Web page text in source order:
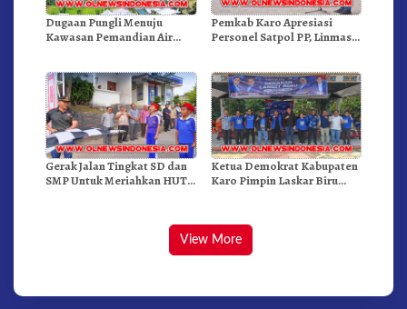
Dugaan Pungli Menuju
Kawasan Pemandian Air
Pemkab Karo Apresiasi
Personel Satpol PP, Linmas,
Gerak Jalan Tingkat SD dan
SMP Untuk Meriahkan HUT
Ketua Demokrat Kabupaten
Karo Pimpin Laskar Biru
View More